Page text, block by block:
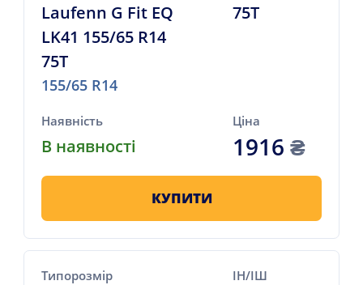
Laufenn G Fit EQ
LK41 155/65 R14
75T
155/65 R14
75T
Наявність
В наявності
Ціна
1916₴
КУПИТИ
Типорозмір ІН/ІШ